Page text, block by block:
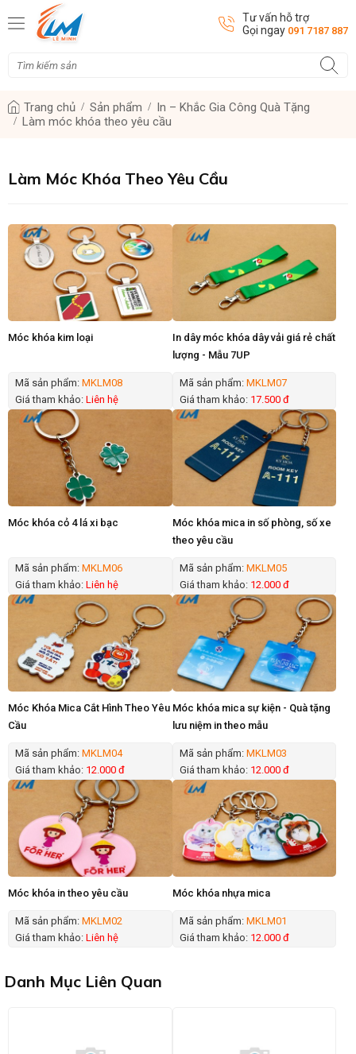
Tư vấn hỗ trợ
Gọi ngay 091 7187 887
Trang chủ Sản phẩm
In – Khắc Gia Công Quà Tặng
Làm móc khóa theo yêu cầu
Làm Móc Khóa Theo Yêu Cầu
Móc khóa kim loại
Mã sản phẩm: MKLM08
Giá tham khảo: Liên hệ
In dây móc khóa dây vải giá rẻ chất
lượng - Mẫu 7UP
Mã sản phẩm: MKLM07
Giá tham khảo: 17.500 đ
Móc khóa cỏ 4 lá xi bạc
Mã sản phẩm: MKLM06
Giá tham khảo: Liên hệ
Móc khóa mica in số phòng, số xe
theo yêu cầu
Mã sản phẩm: MKLM05
Giá tham khảo: 12.000 đ
Móc Khóa Mica Cắt Hình Theo Yêu
Cầu
Mã sản phẩm: MKLM04
Giá tham khảo: 12.000 đ
Móc khóa mica sự kiện - Quà tặng
lưu niệm in theo mẫu
Mã sản phẩm: MKLM03
Giá tham khảo: 12.000 đ
Móc khóa in theo yêu cầu
Mã sản phẩm: MKLM02
Giá tham khảo: Liên hệ
Móc khóa nhựa mica
Mã sản phẩm: MKLM01
Giá tham khảo: 12.000 đ
Danh Mục Liên Quan